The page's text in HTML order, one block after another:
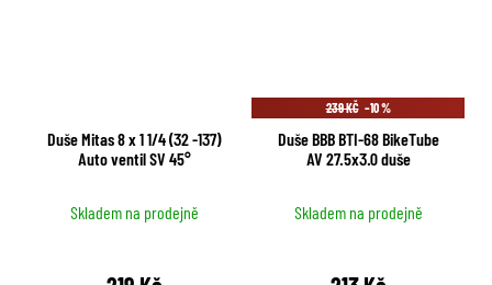
Duše Mitas 8 x 1 1/4 (32 -137)
Auto ventil SV 45°
Skladem na prodejně
239 KČ –10 %
Duše BBB BTI-68 BikeTube
AV 27.5x3.0 duše
Skladem na prodejně